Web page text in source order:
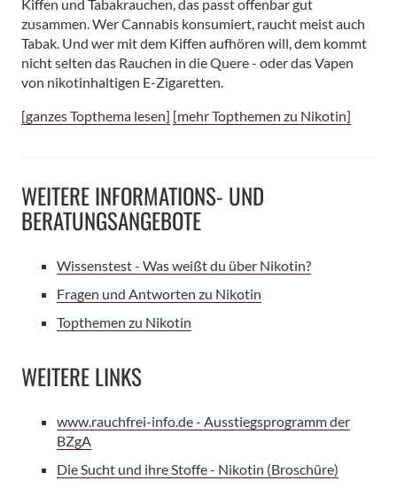
Kiffen und Tabakrauchen, das passt offenbar gut
zusammen. Wer Cannabis konsumiert, raucht meist auch
Tabak. Und wer mit dem Kiffen aufhören will, dem kommt
nicht selten das Rauchen in die Quere - oder das Vapen
von nikotinhaltigen E-Zigaretten.
[ganzes Topthema lesen] [mehr Topthemen zu Nikotin]
WEITERE INFORMATIONS- UND
BERATUNGSANGEBOTE
Wissenstest - Was weißt du über Nikotin?
Fragen und Antworten zu Nikotin
Topthemen zu Nikotin
WEITERE LINKS
www.rauchfrei-info.de - Ausstiegsprogramm der
BZgA
Die Sucht und ihre Stoffe - Nikotin (Broschüre)